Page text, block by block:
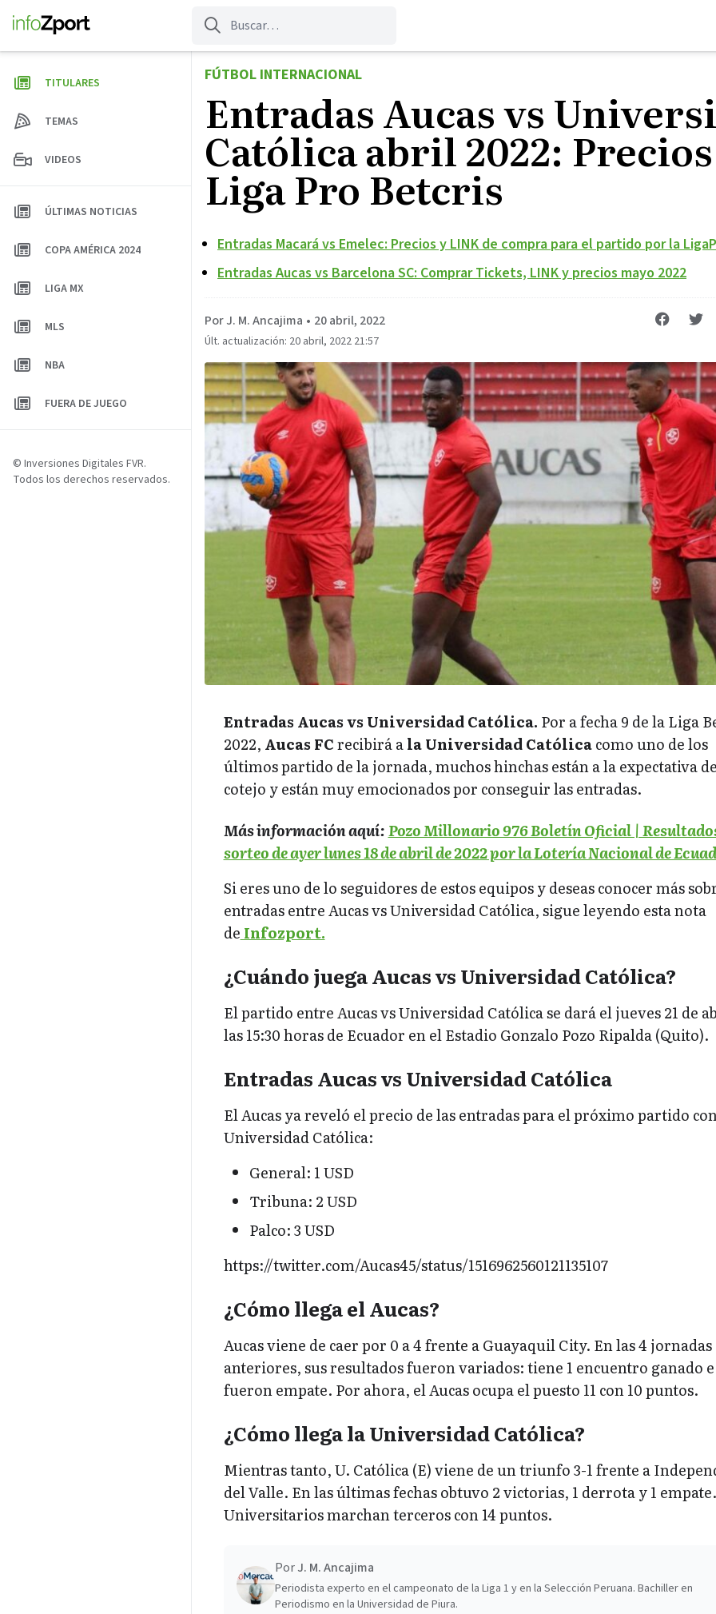
contenido
FÚTBOL INTERNACIONAL
Entradas Aucas vs
Católica abril 2022:
Liga Pro Betcris
Entradas Macará vs Emelec: Precios y LINK de compra para el partido por la
Entradas Aucas vs Barcelona SC: Comprar Tickets, LINK y precios mayo 2022
Por J. M. Ancajima • 20 abril, 2022
Últ. actualización: 20 abril, 2022 21:57
Entradas Aucas vs Universidad Católica. Por a fecha 9 de la Liga
2022, Aucas FCrecibirá ala Universidad Católicacomo uno de los
últimos partido de la jornada, muchos hinchas están a la expectativa
cotejo y están muy emocionados por conseguir las entradas.
Más información aquí:Pozo Millonario 976 Boletín Oficial |
sorteo de ayer lunes 18 de abril de 2022 por la Lotería Nacional de
Si eres uno de lo seguidores de estos equipos y deseas conocer más
entradas entre Aucas vs Universidad Católica, sigue leyendo esta nota
de Infozport.
¿Cuándo juega Aucas vs Universidad Católica?
El partido entre Aucas vs Universidad Católica se dará el jueves 21 de
las 15:30 horas de Ecuador en el Estadio Gonzalo Pozo Ripalda (Quito).
Entradas Aucas vs Universidad Católica
El Aucas ya reveló el precio de las entradas para el próximo partido
Universidad Católica:
General: 1 USD
Tribuna: 2 USD
Palco: 3 USD
https://twitter.com/Aucas45/status/1516962560121135107
¿Cómo llega el Aucas?
Aucas viene de caer por 0 a 4 frente a Guayaquil City. En las 4 jornadas
anteriores, sus resultados fueron variados: tiene 1 encuentro ganado e
fueron empate. Por ahora, el Aucas ocupa el puesto 11 con 10 puntos.
¿Cómo llega la Universidad Católica?
Mientras tanto, U. Católica (E) viene de un triunfo 3-1 frente a
del Valle. En las últimas fechas obtuvo 2 victorias, 1 derrota y 1
Universitarios marchan terceros con 14 puntos.
PorJ. M. Ancajima
Periodista experto en el campeonato de la Liga 1 y en la Selección Peruana. Bachiller en
Periodismo en la Universidad de Piura.
TITULARES
TEMAS
VIDEOS
ÚLTIMAS NOTICIAS
COPA AMÉRICA 2024
LIGA MX
MLS
NBA
FUERA DE JUEGO
© Inversiones Digitales FVR.
Todos los derechos reservados.